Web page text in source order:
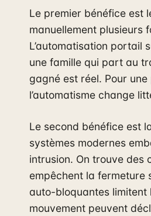
Le premier bénéfice est
manuellement plusieurs
L’automatisation portail
une famille qui part au
gagné est réel. Pour
l’automatisme change
Le second bénéfice est
systèmes modernes
intrusion. On trouve des
empêchent la fermeture
auto-bloquantes limitent
mouvement peuvent